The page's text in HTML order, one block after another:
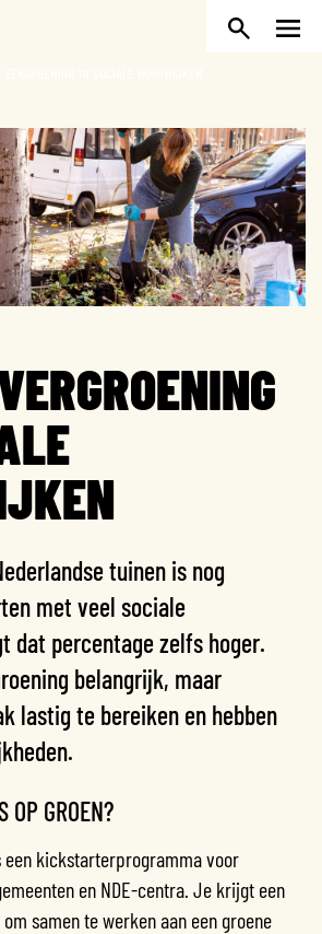
tuinen is nog
met veel sociale
dat percentage zelfs hoger.
belangrijk, maar
lastig te bereiken en hebben
OP GROEN?
een kickstarterprogramma voor
en NDE-centra. Je krijgt een
samen te werken aan een groene